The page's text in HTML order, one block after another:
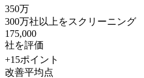
350万
300万社以上をスクリーニング
175,000
社を評価
+15ポイント
改善平均点